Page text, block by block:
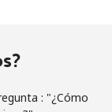
: "¿Cómo